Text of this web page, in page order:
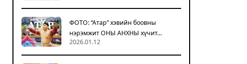
ФОТО: “Атар” хэвийн боовны
нэрэмжит ОНЫ АНХНЫ хүчит…
2026.01.12